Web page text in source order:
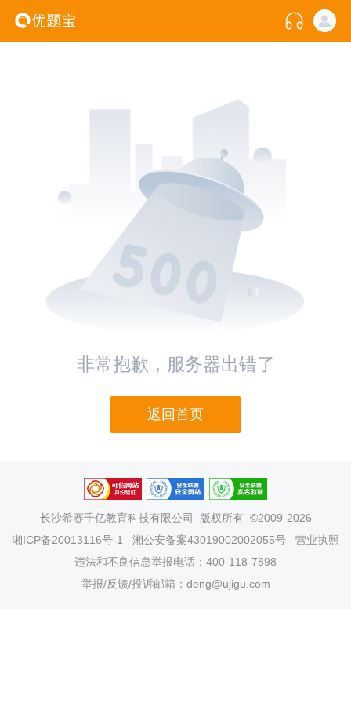
非常抱歉，服务器出错了
返回首页
长沙希赛千亿教育科技有限公司
版权所有 ©2009-2026
湘ICP备20013116号-1
湘公安备案43019002002055号
营业执照
违法和不良信息举报电话：400-118-7898
举报/反馈/投诉邮箱：deng@ujigu.com